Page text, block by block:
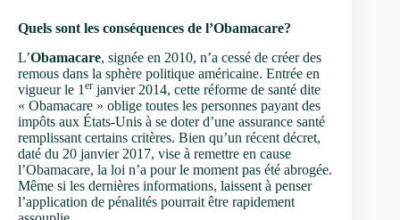
Quels sont les conséquences de l’Obamacare?
L’Obamacare, signée en 2010, n’a cessé de créer des
remous dans la sphère politique américaine. Entrée en
vigueur le 1 er janvier 2014, cette réforme de santé dite
« Obamacare » oblige toutes les personnes payant des
impôts aux États-Unis à se doter d’une assurance santé
remplissant certains critères. Bien qu’un récent décret,
daté du 20 janvier 2017, vise à remettre en cause
l’Obamacare, la loi n’a pour le moment pas été abrogée.
Même si les dernières informations, laissent à penser
l’application de pénalités pourrait être rapidement